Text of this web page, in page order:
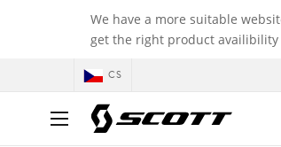
We have a more suitable
get the right product
CS